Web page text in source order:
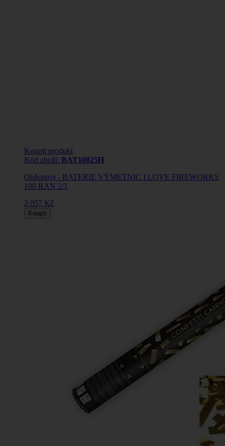
Koupit produkt
Kód zboží: BAT10025H
Ohňostroj - BATERIE VÝMETNIC I LOVE FIREWORKS
100 RAN 2/1
2 057 Kč
Koupit